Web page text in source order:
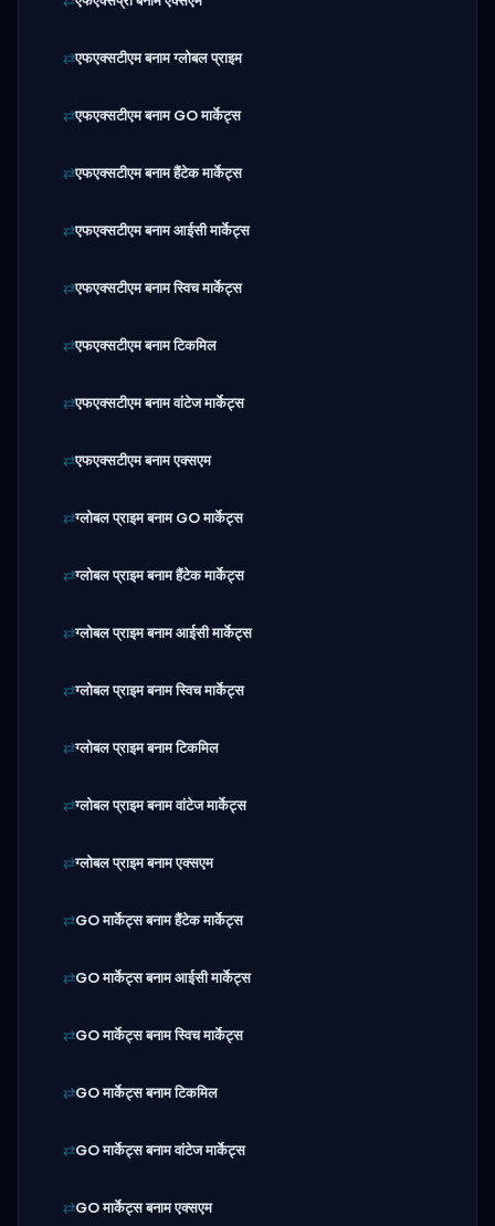
एफएक्सटीएम बनाम ग्लोबल प्राइम
एफएक्सटीएम बनाम GO मार्केट्स
एफएक्सटीएम बनाम हैंटेक मार्केट्स
एफएक्सटीएम बनाम आईसी मार्केट्स
एफएक्सटीएम बनाम स्विच मार्केट्स
एफएक्सटीएम बनाम टिकमिल
एफएक्सटीएम बनाम वांटेज मार्केट्स
एफएक्सटीएम बनाम एक्सएम
ग्लोबल प्राइम बनाम GO मार्केट्स
ग्लोबल प्राइम बनाम हैंटेक मार्केट्स
ग्लोबल प्राइम बनाम आईसी मार्केट्स
ग्लोबल प्राइम बनाम स्विच मार्केट्स
ग्लोबल प्राइम बनाम टिकमिल
ग्लोबल प्राइम बनाम वांटेज मार्केट्स
ग्लोबल प्राइम बनाम एक्सएम
GO मार्केट्स बनाम हैंटेक मार्केट्स
GO मार्केट्स बनाम आईसी मार्केट्स
GO मार्केट्स बनाम स्विच मार्केट्स
GO मार्केट्स बनाम टिकमिल
GO मार्केट्स बनाम वांटेज मार्केट्स
GO मार्केट्स बनाम एक्सएम